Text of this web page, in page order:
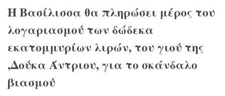
Η Bασίλισσα θα πληρώσει μέρος του
λογαριασμού των δώδεκα
εκατομμυρίων λιρών, του γιού της
,Δούκα Άντριου, για το σκάνδαλο
βιασμού